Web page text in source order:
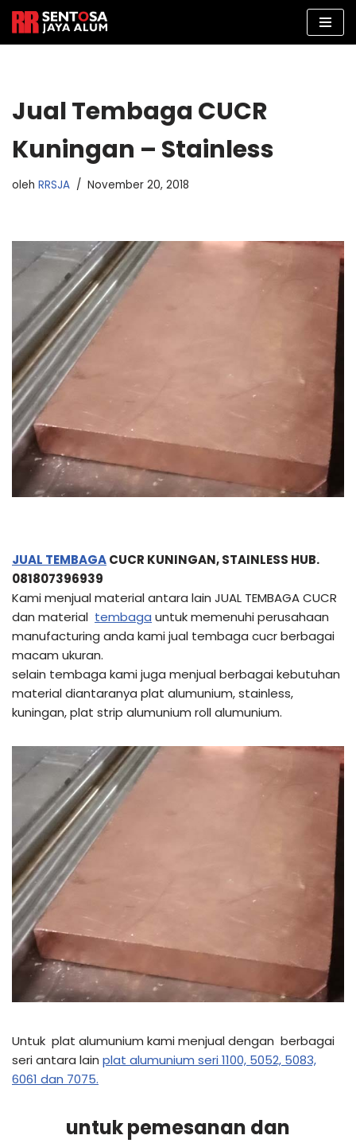
Lompat
Jual Tembaga CUCR
Kuningan – Stainless
oleh RRSJA November 20, 2018
JUAL TEMBAGACUCR KUNINGAN, STAINLESS HUB.
081807396939
Kami menjual material antara lain JUAL TEMBAGA CUCR
dan material tembaga untuk memenuhi perusahaan
manufacturing anda kami jual tembaga cucr berbagai
macam ukuran.
selain tembaga kami juga menjual berbagai kebutuhan
material diantaranya plat alumunium, stainless,
kuningan, plat strip alumunium roll alumunium.
Untuk plat alumunium kami menjual dengan berbagai
seri antara lain plat alumunium seri 1100, 5052, 5083,
6061 dan 7075.
untuk pemesanan dan